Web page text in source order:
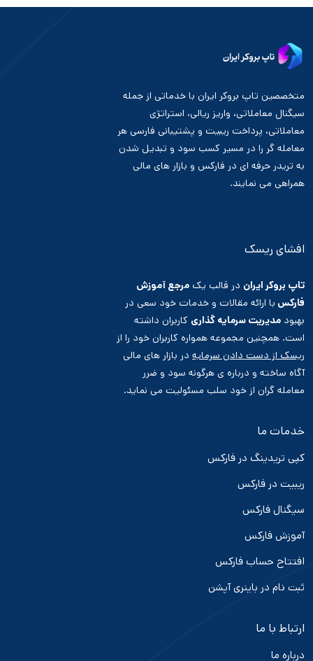
متخصصین تاپ بروکر ایران با خدماتی از جمله
سیگنال معاملاتی، واریز ریالی، استراتژی
معاملاتی، پرداخت ریبیت و پشتیبانی فارسی هر
معامله گر را در مسیر کسب سود و تبدیل شدن
به تریدر حرفه ای در فارکس و بازار های مالی
همراهی می نمایند.
افشای ریسک
تاپ بروکر ایران در قالب یک مرجع آموزش
فارکس با ارائه مقالات و خدمات خود سعی در
بهبود مدیریت سرمایه گذاری کاربران داشته
است. همچنین مجموعه همواره کاربران خود را از
ریسک از دست دادن سرمایه در بازار های مالی
آگاه ساخته و درباره ی هرگونه سود و ضرر
معامله گران از خود سلب مسئولیت می نماید.
خدمات ما
کپی تریدینگ در فارکس
ریبیت در فارکس
سیگنال فارکس
آموزش فارکس
افتتاح حساب فارکس
ثبت نام در باینری آپشن
ارتباط با ما
درباره ما